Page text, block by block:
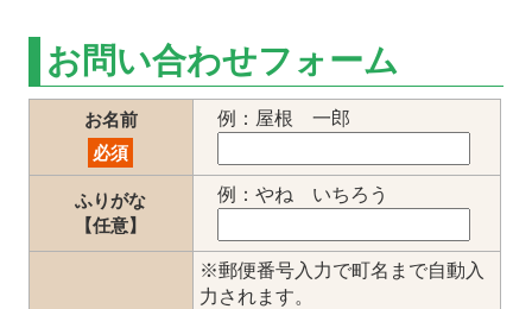
お問い合わせフォーム
お名前
必須
例：屋根 一郎
ふりがな
【任意】
例：やね いちろう
※郵便番号入力で町名まで自動入
力されます。